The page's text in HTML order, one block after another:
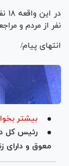
نفر از مردم و
انتهای پیام/
بیشتر
رئیس کل
معوق و دارای